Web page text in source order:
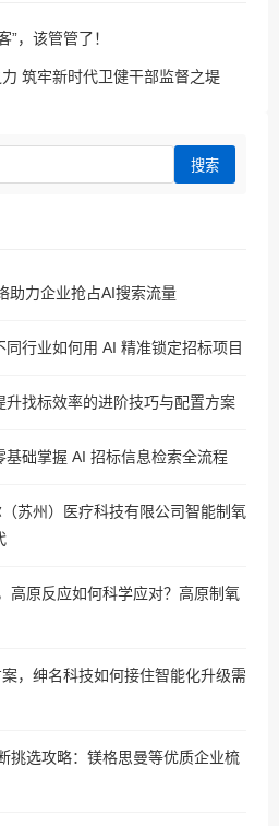
”，该管管了！
力 筑牢新时代卫健干部监督之堤
搜索
助力企业抢占AI搜索流量
行业如何用 AI 精准锁定招标项目
找标效率的进阶技巧与配置方案
础掌握 AI 招标信息检索全流程
（苏州）医疗科技有限公司智能制氧
高原反应如何科学应对？高原制氧
，绅名科技如何接住智能化升级需
挑选攻略：镁格思曼等优质企业梳